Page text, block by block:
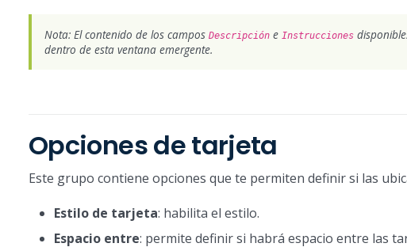
Nota: El contenido de los campos Descripción e Instrucciones
dentro de esta ventana emergente.
Opciones de tarjeta
Este grupo contiene opciones que te permiten definir si las
Estilo de tarjeta: habilita el estilo.
Espacio entre: permite definir si habrá espacio entre las